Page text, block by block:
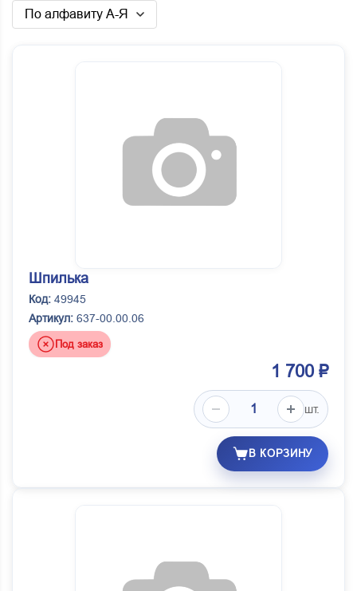
По алфавиту А-Я
Шпилька
Код: 49945
Артикул: 637-00.00.06
Под заказ
1 700 ₽
шт.
В КОРЗИНУ